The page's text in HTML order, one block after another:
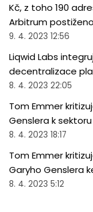
Kč, z toho 190
Arbitrum
9. 4. 2023 12:56
Liqwid Labs
decentralizace
8. 4. 2023 22:05
Tom Emmer
Genslera k
8. 4. 2023 18:17
Tom Emmer
Garyho Genslera
8. 4. 2023 5:12